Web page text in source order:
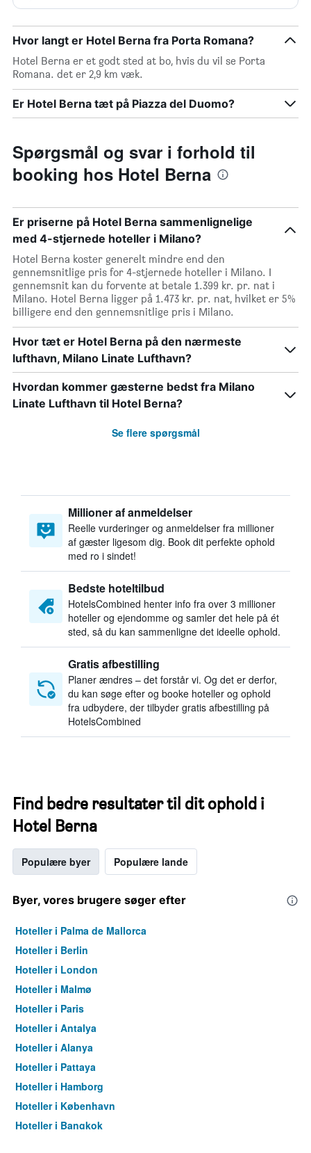
Hvor langt er Hotel Berna fra Porta Romana?
Hotel Berna er et godt sted at bo, hvis du vil se Porta
Romana. det er 2,9 km væk.
Er Hotel Berna tæt på Piazza del Duomo?
Spørgsmål og svar i forhold til
booking hos Hotel Berna
Er priserne på Hotel Berna sammenlignelige
med 4-stjernede hoteller i Milano?
Hotel Berna koster generelt mindre end den
gennemsnitlige pris for 4-stjernede hoteller i Milano. I
gennemsnit kan du forvente at betale 1.399 kr. pr. nat i
Milano. Hotel Berna ligger på 1.473 kr. pr. nat, hvilket er 5%
billigere end den gennemsnitlige pris i Milano.
Hvor tæt er Hotel Berna på den nærmeste
lufthavn, Milano Linate Lufthavn?
Hvordan kommer gæsterne bedst fra Milano
Linate Lufthavn til Hotel Berna?
Se flere spørgsmål
Millioner af anmeldelser
Reelle vurderinger og anmeldelser fra millioner
af gæster ligesom dig. Book dit perfekte ophold
med ro i sindet!
Bedste hoteltilbud
HotelsCombined henter info fra over 3 millioner
hoteller og ejendomme og samler det hele på ét
sted, så du kan sammenligne det ideelle ophold.
Gratis afbestilling
Planer ændres – det forstår vi. Og det er derfor,
du kan søge efter og booke hoteller og ophold
fra udbydere, der tilbyder gratis afbestilling på
HotelsCombined
Find bedre resultater til dit ophold i
Hotel Berna
Populære byer Populære lande
Byer, vores brugere søger efter
Hoteller i Palma de Mallorca
Hoteller i Berlin
Hoteller i London
Hoteller i Malmø
Hoteller i Paris
Hoteller i Antalya
Hoteller i Alanya
Hoteller i Pattaya
Hoteller i Hamborg
Hoteller i København
Hoteller i Bangkok